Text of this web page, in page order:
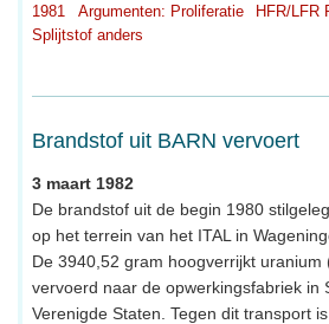
1981
Argumenten: Proliferatie HFR/LFR
Splijtstof anders
Brandstof uit BARN vervoert
3 maart 1982
De brandstof uit de begin 1980
op het terrein van het ITAL in
De 3940,52 gram hoogverrijkt uranium
vervoerd naar de opwerkingsfabriek in
Verenigde Staten. Tegen dit transport